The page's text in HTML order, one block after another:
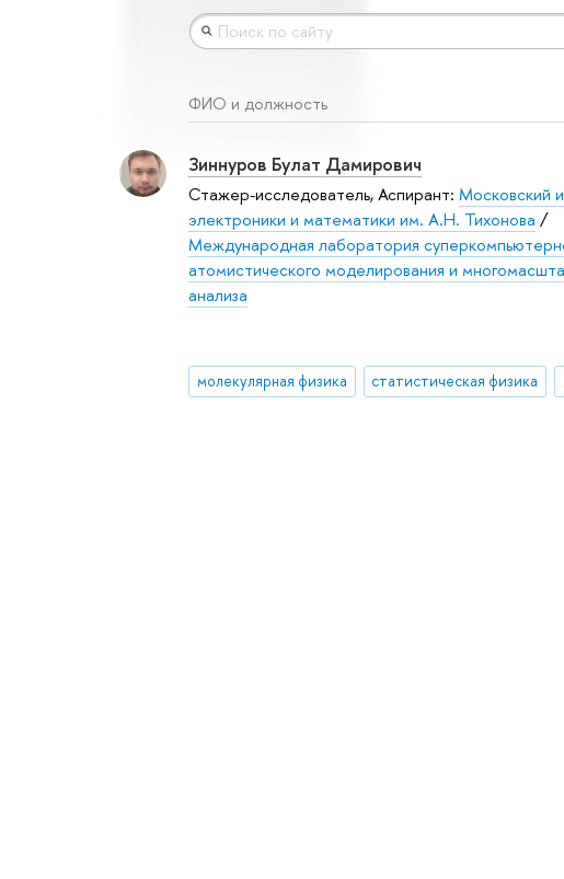
ФИО и должность
Зиннуров Булат Дамирович
Стажер-исследователь, Аспирант: Московский
электроники и математики им. А.Н. Тихонова /
Международная лаборатория
атомистического моделирования и
анализа
молекулярная физика статистическая физика